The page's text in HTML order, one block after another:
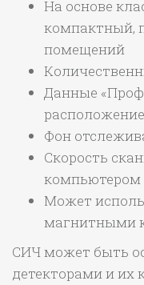
На основе
компактный,
помещений
Данные
Фон
Скорость
компьютером
Может
магнитными
СИЧ может быть
детекторами и